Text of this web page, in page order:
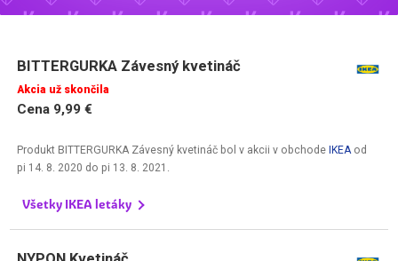
BITTERGURKA Závesný kvetináč
Akcia už skončila
Cena 9,99 €
Produkt BITTERGURKA Závesný kvetináč bol v akcii v obchode IKEAod
pi 14. 8. 2020 do pi 13. 8. 2021 .
Všetky IKEA letáky